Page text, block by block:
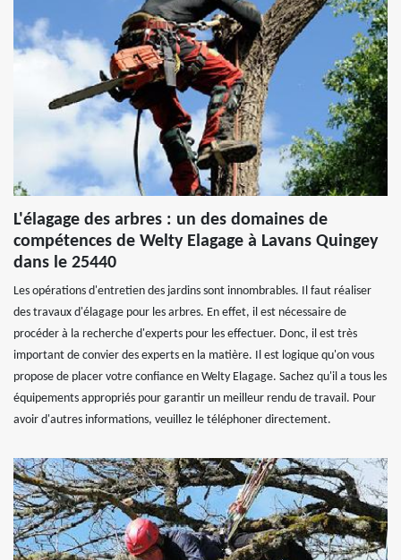
L'élagage des arbres : un des domaines de
compétences de Welty Elagage à Lavans Quingey
dans le 25440
Les opérations d'entretien des jardins sont innombrables. Il faut réaliser
des travaux d'élagage pour les arbres. En effet, il est nécessaire de
procéder à la recherche d'experts pour les effectuer. Donc, il est très
important de convier des experts en la matière. Il est logique qu'on vous
propose de placer votre confiance en Welty Elagage. Sachez qu'il a tous les
équipements appropriés pour garantir un meilleur rendu de travail. Pour
avoir d'autres informations, veuillez le téléphoner directement.